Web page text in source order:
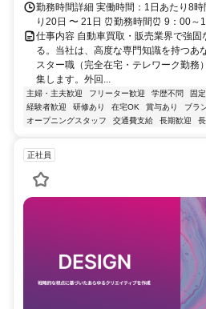
勤務時間詳細 実働時間：1日あたり8
り20日 〜 21日 ⏰勤務時間⏰ 9：00～
仕事内容 自動車買取・販売業界で強固
る。当社は、高度な専門知識を持つあ
スター職（完全在宅・テレワーク勤務
集します。外回...
主婦・主夫歓迎 フリーター歓迎 学歴不問 固
経験者歓迎
研修あり 在宅OK 賞与あり ブラ
オープニングスタッフ
交通費支給 長期歓迎
正社員